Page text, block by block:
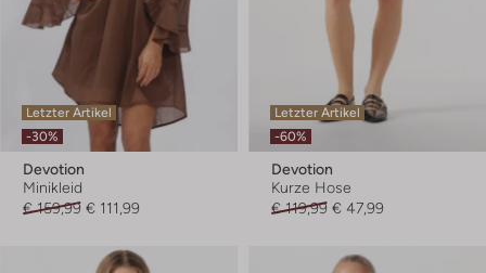
Letzter Artikel
-30%
Devotion
Minikleid
€ 159,99 € 111,99
Letzter Artikel
-60%
Devotion
Kurze Hose
€ 119,99 € 47,99